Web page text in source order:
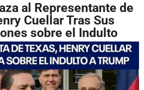
al Representante de
Cuellar Tras Sus
sobre el Indulto